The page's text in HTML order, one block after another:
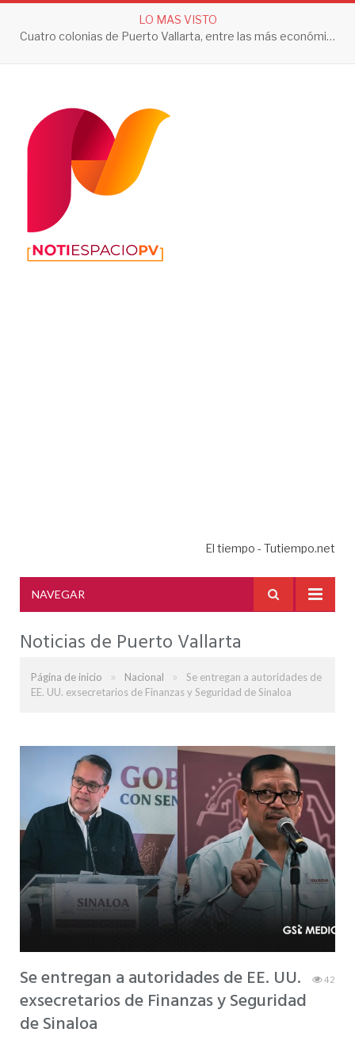
LO MAS VISTO
Cuatro colonias de Puerto Vallarta, entre las más económicas de Jalisco
El tiempo - Tutiempo.net
NAVEGAR
Noticias de Puerto Vallarta
Página de inicio » Nacional »
Se entregan a autoridades de
EE. UU. exsecretarios de Finanzas y Seguridad de Sinaloa
Se entregan a autoridades de EE. UU.
exsecretarios de Finanzas y Seguridad
de Sinaloa
42